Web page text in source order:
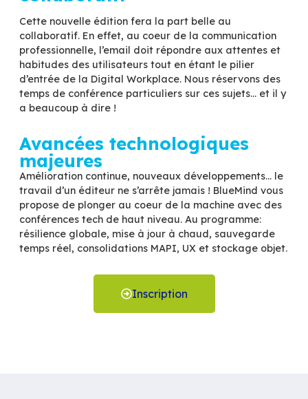
Interstis